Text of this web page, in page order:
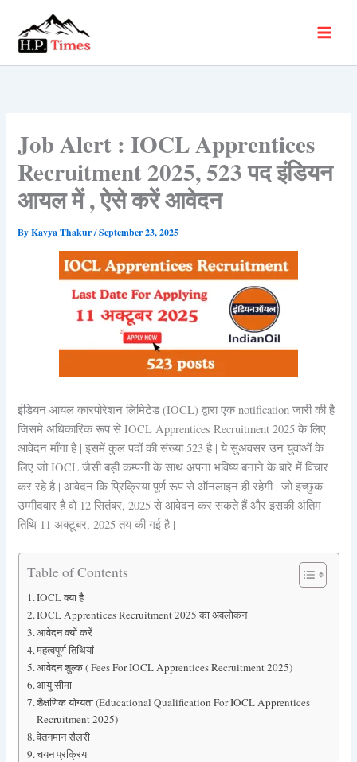
content
Job Alert : IOCL Apprentices
Recruitment 2025, 523 पद इंडियन
आयल में , ऐसे करें आवेदन
ByKavya Thakur/September 23, 2025
इंडियन आयल कारपोरेशन लिमिटेड (IOCL) द्वारा एक notification जारी की है
जिसमे अधिकारिक रूप से IOCL Apprentices Recruitment 2025 के लिए
आवेदन माँगा है | इसमें कुल पदों की संख्या 523 है | ये सुअवसर उन युवाओं के
लिए जो IOCL जैसी बड़ी कम्पनी के साथ अपना भविष्य बनाने के बारे में विचार
कर रहे है | आवेदन कि प्रिक्रिया पूर्ण रूप से ऑनलाइन ही रहेगी | जो इच्छुक
उम्मीदवार है वो 12 सितंबर, 2025 से आवेदन कर सकते हैं और इसकी अंतिम
तिथि 11 अक्टूबर, 2025 तय की गई है |
Table of Contents
IOCL क्या है
IOCL Apprentices Recruitment 2025 का अवलोकन
आवेदन क्यों करें
महत्वपूर्ण तिथियां
आवेदन शुल्क ( Fees For IOCL Apprentices Recruitment 2025)
आयु सीमा
शैक्षणिक योग्यता (Educational Qualification For IOCL Apprentices
Recruitment 2025)
वेतनमान सैलरी
चयन प्रक्रिया